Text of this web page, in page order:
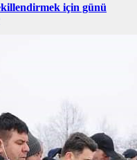
için günü